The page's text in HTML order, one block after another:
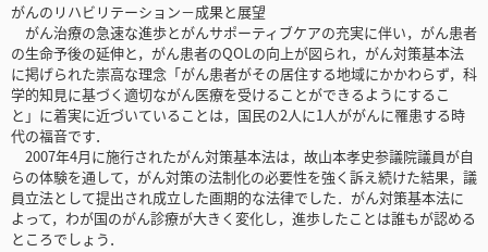
がんのリハビリテーション－成果と展望
がん治療の急速な進歩とがんサポーティブケアの充実に伴い，がん患者
の生命予後の延伸と，がん患者のQOLの向上が図られ，がん対策基本法
に掲げられた崇高な理念「がん患者がその居住する地域にかかわらず，科
学的知見に基づく適切ながん医療を受けることができるようにするこ
と」に着実に近づいていることは，国民の2人に1人ががんに罹患する時
代の福音です．
2007年4月に施行されたがん対策基本法は，故山本孝史参議院議員が自
らの体験を通して，がん対策の法制化の必要性を強く訴え続けた結果，議
員立法として提出され成立した画期的な法律でした．がん対策基本法に
よって，わが国のがん診療が大きく変化し，進歩したことは誰もが認める
ところでしょう．